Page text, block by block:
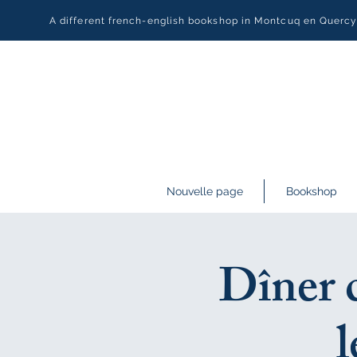
A different french-english bookshop in Montcuq en
Nouvelle page Bookshop
Dîner